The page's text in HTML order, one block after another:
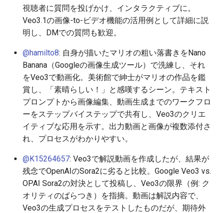
2026-06-11
2026-06-09
2026-06-08
2026-06-07
2026-06-06
2026-06-05
2026-06-04
2026-06-03
2025-11-26
2025-11-24
2025-11-23
2025-11-22
2025-11-21
2025-11-20
2025-11-19
2025-11-18
2026-06-11
2026-06-09
2026-06-08
2026-06-07
2026-06-06
2026-06-05
2026-06-04
2026-06-03
2025-11-26
2025-11-24
2025-11-23
2025-11-22
2025-11-21
2025-11-20
2025-11-19
2025-11-18
2026-06-08
2026-06-06
2026-06-05
2026-06-04
2026-06-03
2026-06-02
2026-06-01
2026-05-31
2025-11-26
2025-11-24
2025-11-23
2025-11-22
2025-11-21
2025-11-20
2025-11-19
2025-11-18
2026-06-09
2026-06-07
2026-06-06
2026-06-05
2026-06-04
2026-06-03
2026-06-02
2026-05-31
2026-05-30
2026-06-11
2026-06-09
2026-06-08
2026-06-07
2026-06-06
2026-06-05
2026-06-04
2026-06-03
2026-06-05
2026-06-03
2026-06-02
2026-06-01
2026-05-31
2026-05-30
視聴者に質問を投げかけ、インタラクティブに。
Veo3.1の画像-to-ビデオ機能の活用例として詳細に説
明し、DMでの質問も歓迎。
@hamilto8: 自身が描いたマリオの粗い落書きをNano
Banana（Googleの画像生成ツール）で洗練し、それ
をVeo3で動画化。美術館で紳士がマリオの作品を鑑
賞し、「素晴らしい！」と感嘆するシーン。テキスト
プロンプトから画像編集、動画生成までのワークフロ
ーをステップバイステップで共有し、Veo3のクリエ
イティブな応用を示す。出力動画と画像が複数添付さ
れ、プロセスがわかりやすい。
@K15264657: Veo3で解説動画を作成したが、結果が
残念でOpenAIのSora2に劣ると比較。Google Veo3 vs.
OPAI Sora2の対決として投稿し、Veo3の限界（例: ク
オリティのばらつき）を指摘。動画は解説内容で、
Veo3の生成プロセスをテストしたものだが、期待外